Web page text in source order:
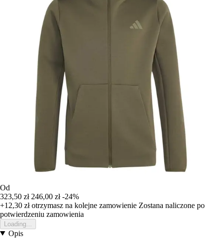
Od
323,50 zł 246,00 zł -24%
+12,30 złotrzymasz na kolejne zamowienie Zostana naliczone po
potwierdzeniu zamowienia
Loading...
Opis